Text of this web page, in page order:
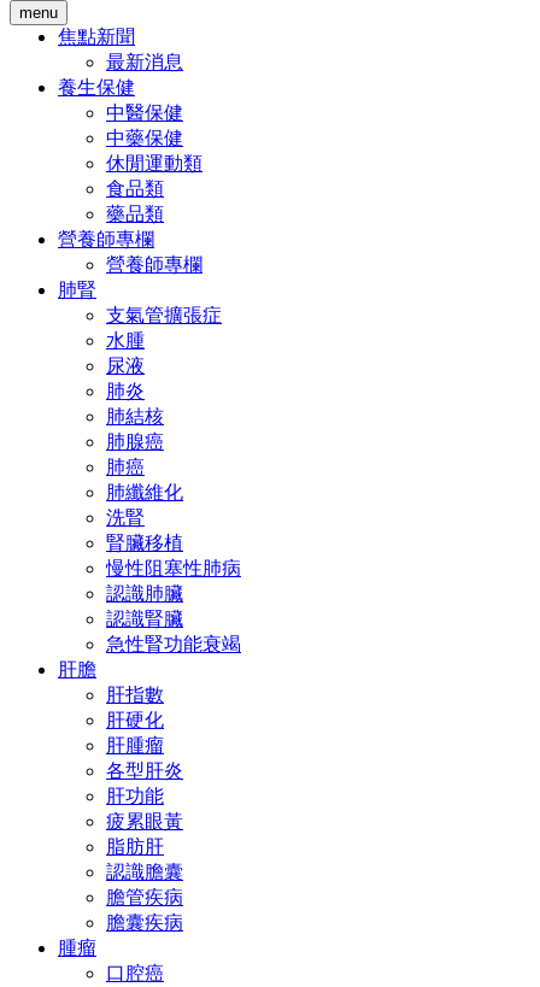
menu
焦點新聞
最新消息
養生保健
中醫保健
中藥保健
休閒運動類
食品類
藥品類
營養師專欄
營養師專欄
肺腎
支氣管擴張症
水腫
尿液
肺炎
肺結核
肺腺癌
肺癌
肺纖維化
洗腎
腎臟移植
慢性阻塞性肺病
認識肺臟
認識腎臟
急性腎功能衰竭
肝膽
肝指數
肝硬化
肝腫瘤
各型肝炎
肝功能
疲累眼黃
脂肪肝
認識膽囊
膽管疾病
膽囊疾病
腫瘤
口腔癌